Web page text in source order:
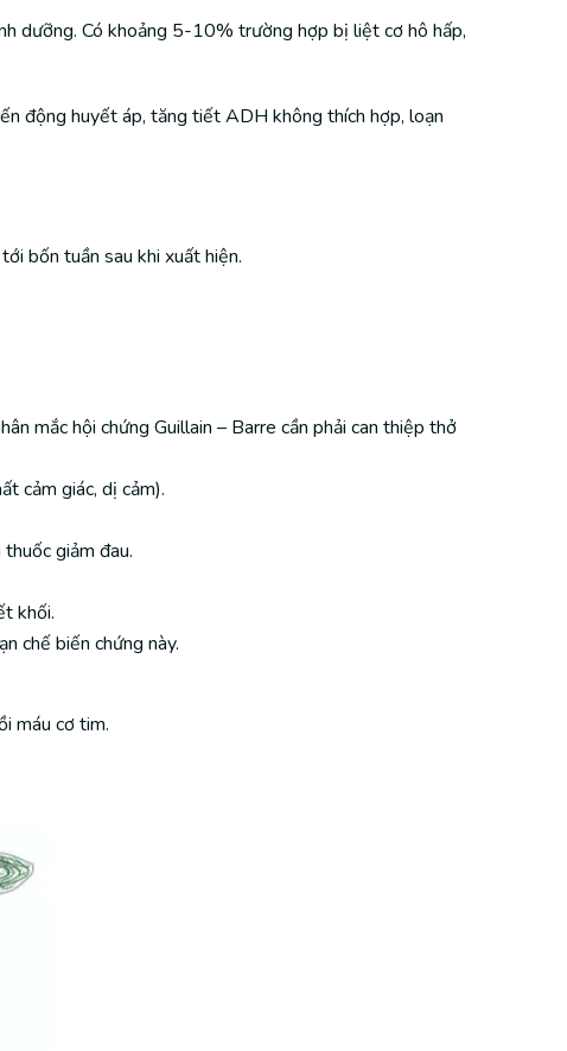
dưỡng. Có khoảng 5-10% trường hợp bị liệt cơ hô hấp,
động huyết áp, tăng tiết ADH không thích hợp, loạn
bốn tuần sau khi xuất hiện.
mắc hội chứng Guillain – Barre cần phải can thiệp thở
cảm giác, dị cảm).
giảm đau.
khối.
chế biến chứng này.
máu cơ tim.